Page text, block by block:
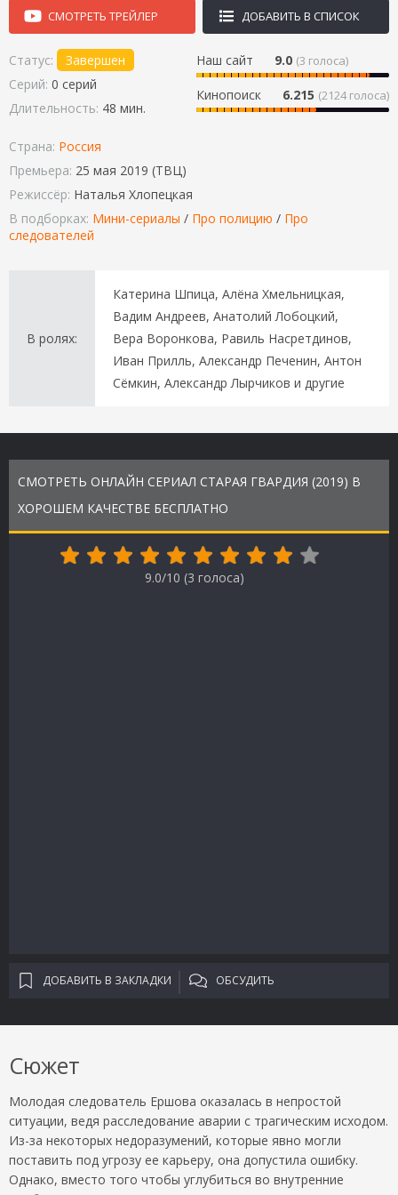
СМОТРЕТЬ ТРЕЙЛЕР ДОБАВИТЬ В СПИСОК
Наш сайт 9.0 (3 голоса)
Кинопоиск 6.215 (2124 голоса)
Статус:
Завершен
Серий: 0 серий
Длительность: 48 мин.
Страна: Россия
Премьера: 25 мая 2019 (ТВЦ)
Режиссёр: Наталья Хлопецкая
В подборках: Мини-сериалы / Про полицию / Про
следователей
В ролях:
Катерина Шпица, Алёна Хмельницкая,
Вадим Андреев, Анатолий Лобоцкий,
Вера Воронкова, Равиль Насретдинов,
Иван Прилль, Александр Печенин, Антон
Сёмкин, Александр Лырчиков и другие
СМОТРЕТЬ ОНЛАЙН СЕРИАЛ СТАРАЯ ГВАРДИЯ (2019) В
ХОРОШЕМ КАЧЕСТВЕ БЕСПЛАТНО
9.0/10 (3 голоса)
ДОБАВИТЬ В ЗАКЛАДКИ ОБСУДИТЬ
Сюжет
Молодая следователь Ершова оказалась в непростой
ситуации, ведя расследование аварии с трагическим исходом.
Из-за некоторых недоразумений, которые явно могли
поставить под угрозу ее карьеру, она допустила ошибку.
Однако, вместо того чтобы углубиться во внутренние